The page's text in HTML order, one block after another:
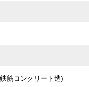
筋コンクリート造)